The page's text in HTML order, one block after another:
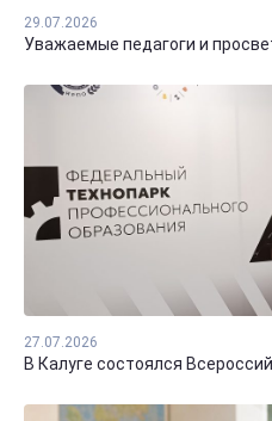
29.07.2026
Уважаемые педагоги и
27.07.2026
В Калуге состоялся